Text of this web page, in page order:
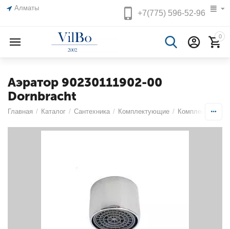
Алматы
+7(775)596-52-96
0
Аэратор 90230111902-00
Dornbracht
Главная / Каталог / Сантехника / Комплектующие /